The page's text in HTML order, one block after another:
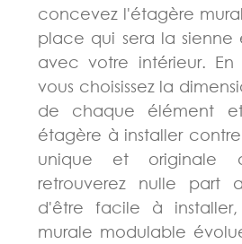
concevez l'étagère
place qui sera la sienne
avec votre intérieur. En
vous choisissez la
de chaque élément
étagère à installer
unique et originale
retrouverez nulle part
d'être facile à
murale modulable